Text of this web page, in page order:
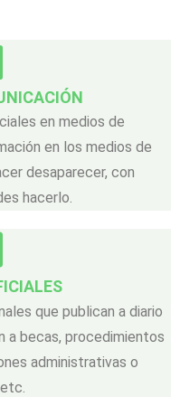
en medios de
en los medios de
desaparecer, con
hacerlo.
que publican a diario
a becas, procedimientos
administrativas o